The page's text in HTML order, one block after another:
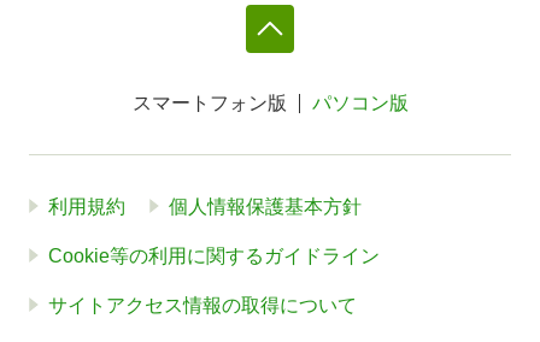
スマートフォン版 パソコン版
利用規約 個人情報保護基本方針
Cookie等の利用に関するガイドライン
サイトアクセス情報の取得について